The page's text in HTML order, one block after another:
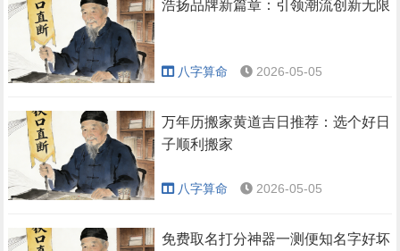
浩扬品牌新篇章：引领潮流创新无限
八字算命 2026-05-05
万年历搬家黄道吉日推荐：选个好日
子顺利搬家
八字算命 2026-05-05
免费取名打分神器一测便知名字好坏